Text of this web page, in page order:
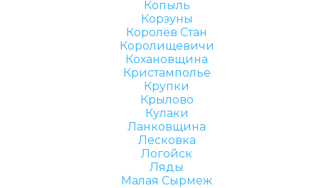
Копыль
Корзуны
Королёв Стан
Королищевичи
Кохановщина
Кристамполье
Крупки
Крылово
Кулаки
Ланковщина
Лесковка
Логойск
Ляды
Малая Сырмеж